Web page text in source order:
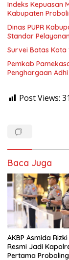
Indeks Kepuasan
Kabupaten
Dinas PUPR
Standar
Survei Batas Kota
Pemkab
Penghargaan
Post Views:
Baca Juga
AKBP Asmida
Resmi Jadi
Pertama